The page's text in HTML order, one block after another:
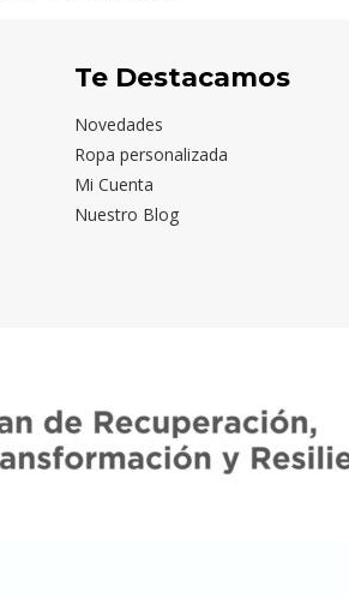
Te Destacamos
Novedades
Ropa personalizada
Mi Cuenta
Nuestro Blog